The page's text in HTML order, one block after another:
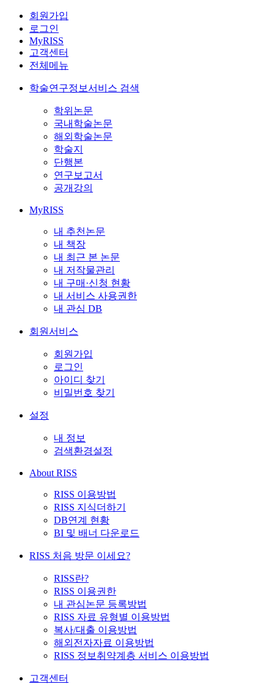
회원가입
로그인
MyRISS
고객센터
전체메뉴
학술연구정보서비스 검색
학위논문
국내학술논문
해외학술논문
학술지
단행본
연구보고서
공개강의
MyRISS
내 추천논문
내 책장
내 최근 본 논문
내 저작물관리
내 구매·신청 현황
내 서비스 사용권한
내 관심 DB
회원서비스
회원가입
로그인
아이디 찾기
비밀번호 찾기
설정
내 정보
검색환경설정
About RISS
RISS 이용방법
RISS 지식더하기
DB연계 현황
BI 및 배너 다운로드
RISS 처음 방문 이세요?
RISS란?
RISS 이용권한
내 관심논문 등록방법
RISS 자료 유형별 이용방법
복사/대출 이용방법
해외전자자료 이용방법
RISS 정보취약계층 서비스 이용방법
고객센터